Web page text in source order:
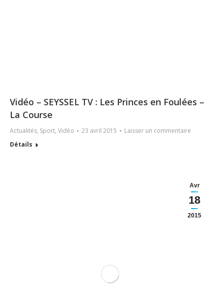
Vidéo – SEYSSEL TV : Les Princes en Foulées –
La Course
Actualités, Sport, Vidéo 23 avril 2015
Laisser un commentaire
Détails
Avr
18
2015